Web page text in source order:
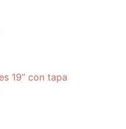
19” con tapa